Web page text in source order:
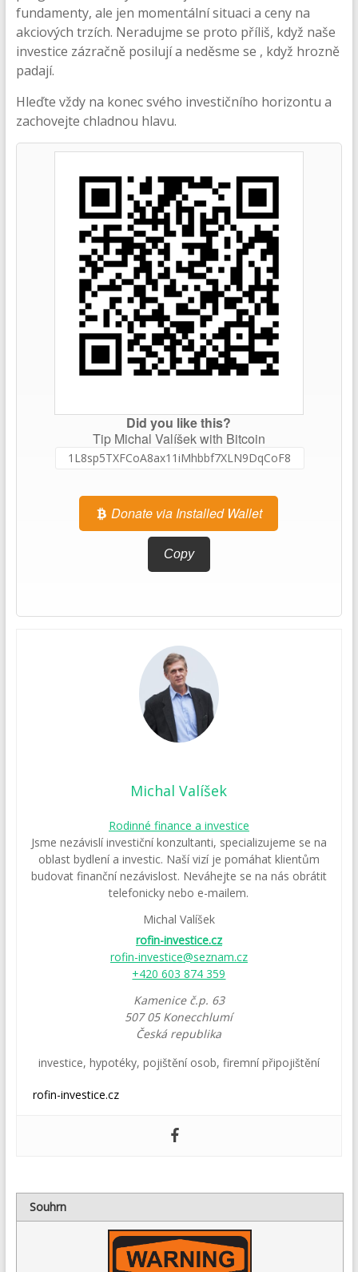
fundamenty, ale jen momentální situaci a ceny na
akciových trzích. Neradujme se proto příliš, když naše
investice zázračně posilují a neděsme se , když hrozně
padají.
Hleďte vždy na konec svého investičního horizontu a
zachovejte chladnou hlavu.
Did you like this?
Tip Michal Valíšek with Bitcoin
Donate via Installed Wallet
Copy
Michal Valíšek
Rodinné finance a investice
Jsme nezávislí investiční konzultanti, specializujeme se na
oblast bydlení a investic. Naší vizí je pomáhat klientům
budovat finanční nezávislost. Neváhejte se na nás obrátit
telefonicky nebo e-mailem.
Michal Valíšek
rofin-investice.cz
rofin-investice@seznam.cz
+420 603 874 359
Kamenice č.p. 63
507 05 Konecchlumí
Česká republika
investice, hypotéky, pojištění osob, firemní připojištění
rofin-investice.cz
Souhrn